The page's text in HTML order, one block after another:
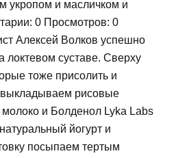
укропом и масличком и
0 Просмотров: 0
Алексей Волков успешно
локтевом суставе. Сверху
тоже присолить и
рисовые
и Болденол Lyka Labs
йогурт и
посыпаем тертым